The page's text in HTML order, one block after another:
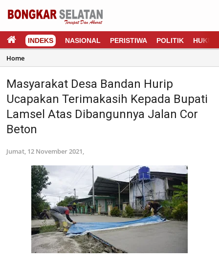
INDEKS NASIONAL PERISTIWA POLITIK HUKUM
Home
Masyarakat Desa Bandan Hurip
Ucapakan Terimakasih Kepada Bupati
Lamsel Atas Dibangunnya Jalan Cor
Beton
Jumat, 12 November 2021,